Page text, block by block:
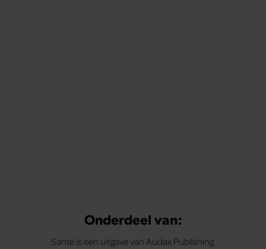
Onderdeel van:
Santé is een uitgave van Audax Publishing.